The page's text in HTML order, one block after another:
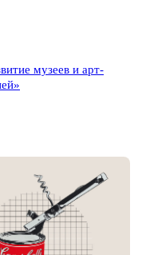
музеев и арт-